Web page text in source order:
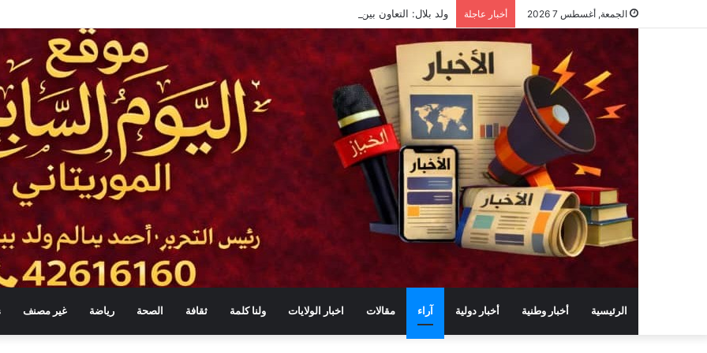
الجمعة, أغسطس 7 2026 أخبار عاجلة ولد بلال: التعاون بين البرلمان والحكومة لا يعني التبعية أو التخلي عن الرقابة
الرئيسية أخبار وطنية أخبار دولية آراء مقالات اخبار الولايات ولنا كلمة ثقافة الصحة رياضة غير مصنف